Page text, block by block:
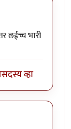
लईच्च भारी
सदस्य व्हा